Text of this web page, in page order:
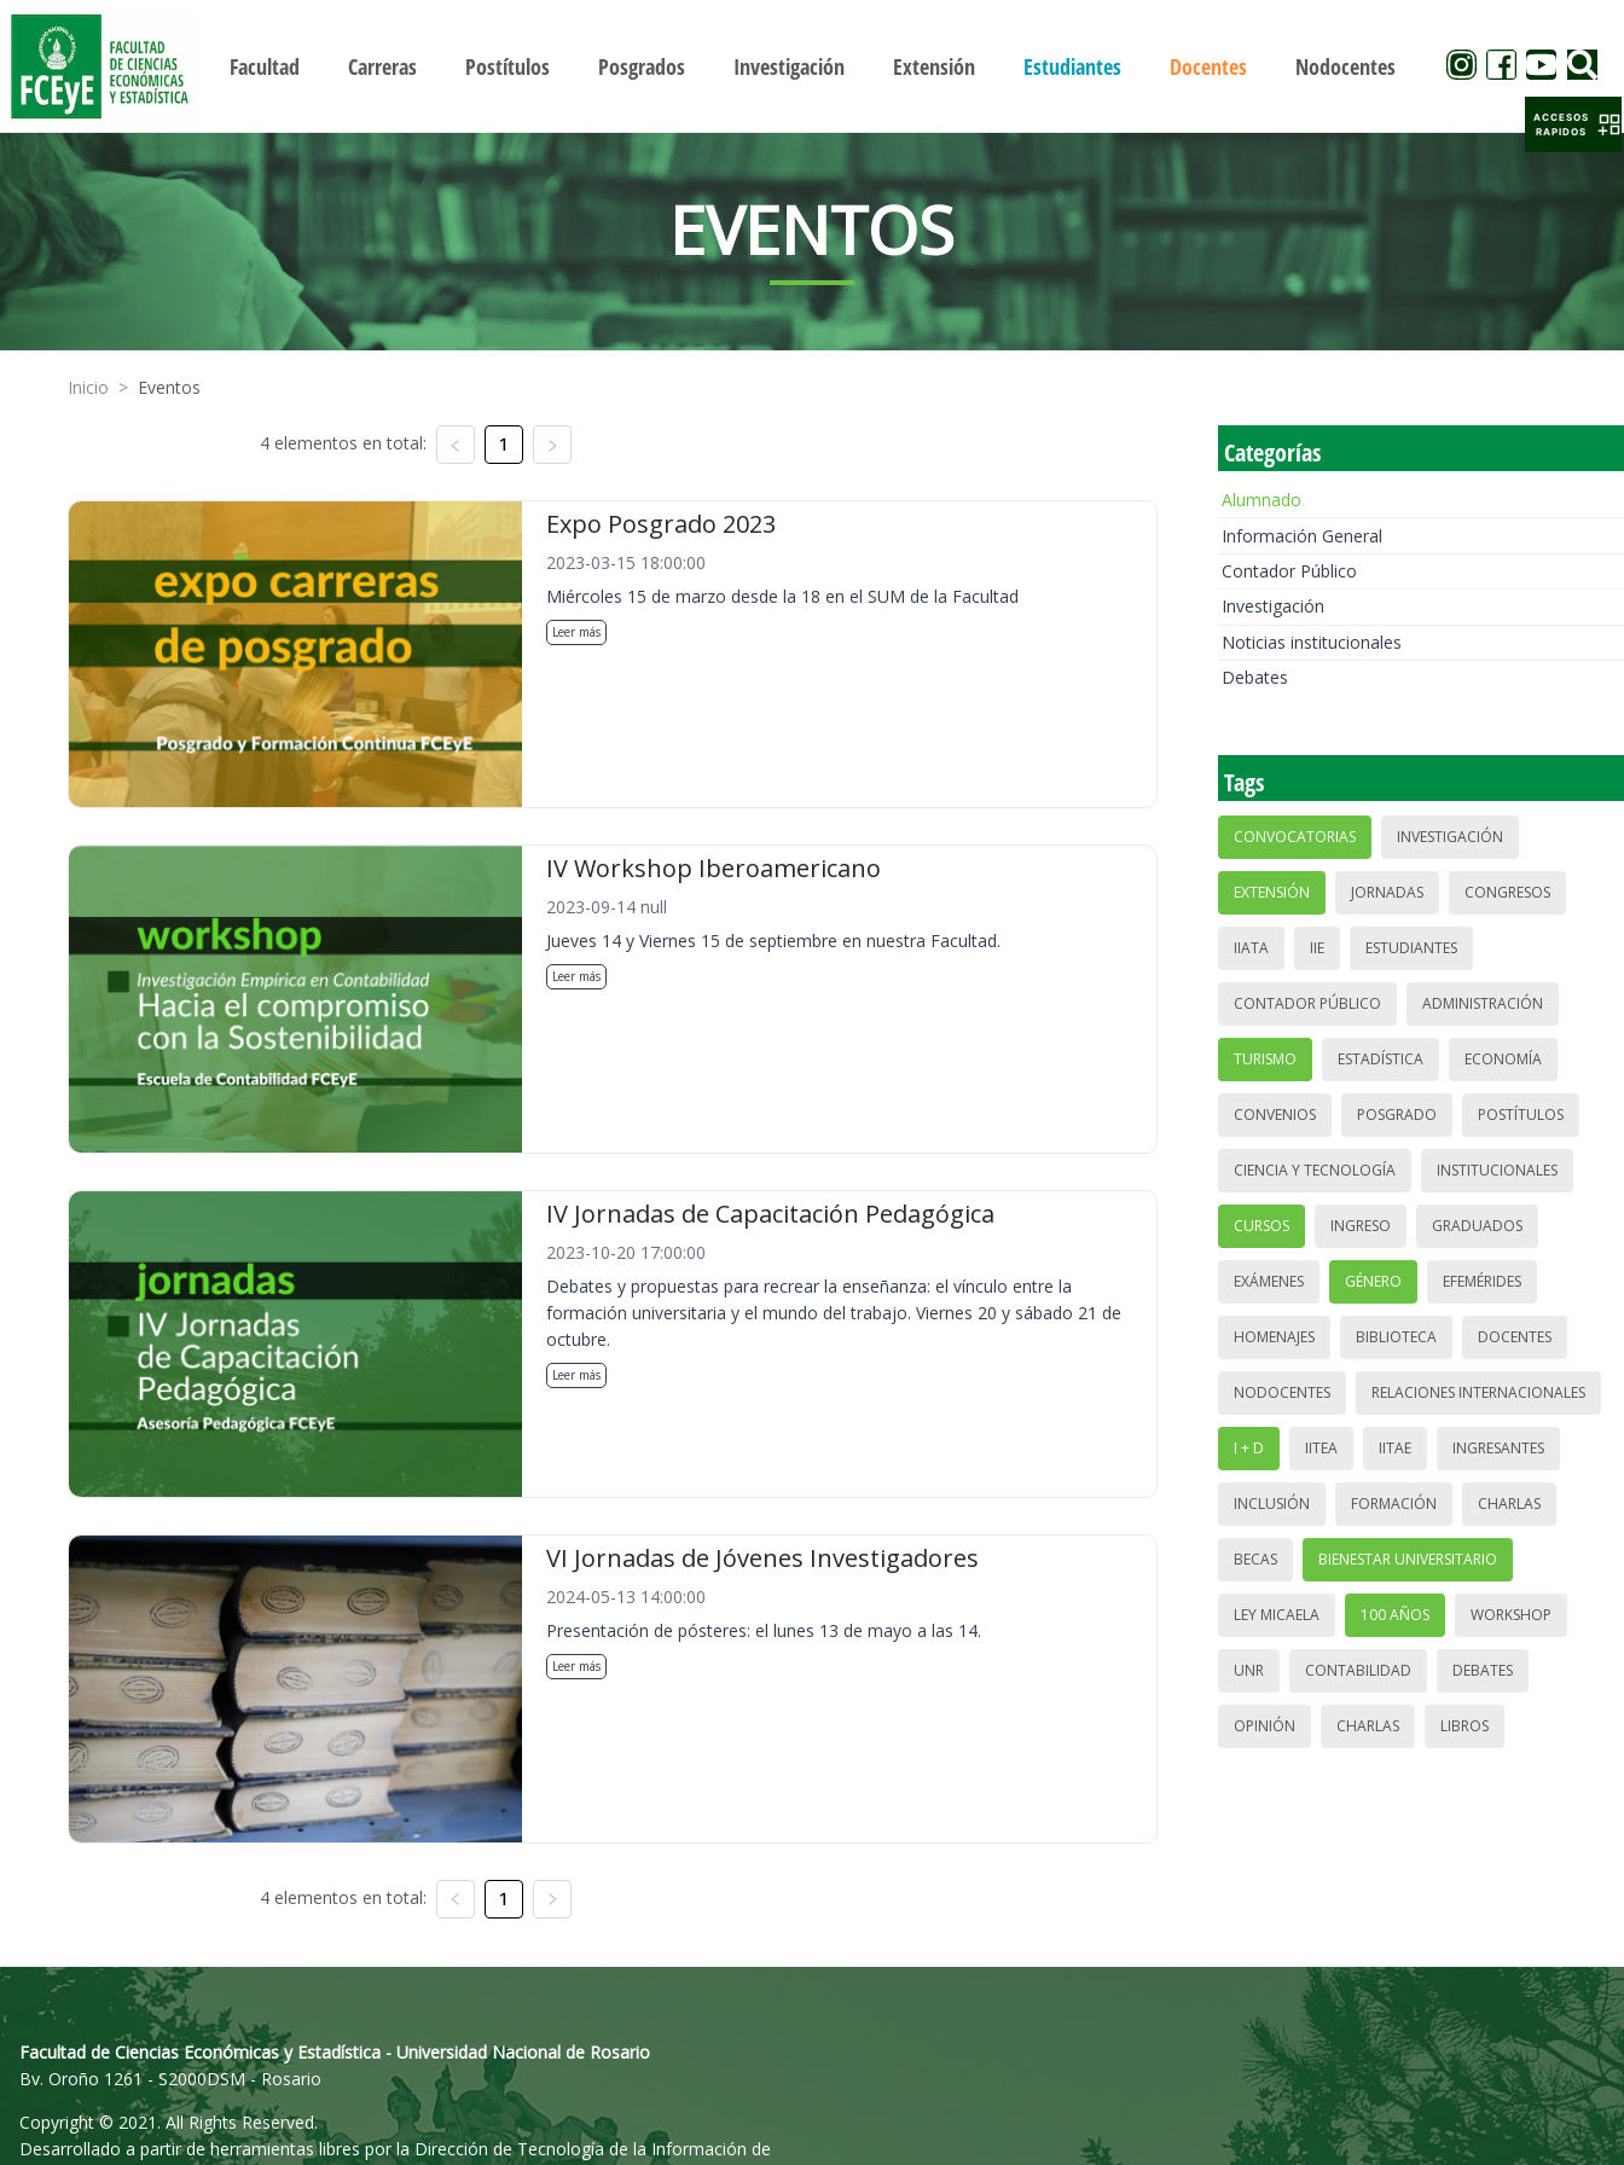
Facultad Carreras Postítulos Posgrados Investigación Extensión Estudiantes Docentes Nodocentes
EVENTOS
Inicio > Eventos
4 elementos en total: 1
Expo Posgrado 2023
2023-03-15 18:00:00
Miércoles 15 de marzo desde la 18 en el SUM de la Facultad
Leer más
IV Workshop Iberoamericano
2023-09-14 null
Jueves 14 y Viernes 15 de septiembre en nuestra Facultad.
Leer más
IV Jornadas de Capacitación Pedagógica
2023-10-20 17:00:00
Debates y propuestas para recrear la enseñanza: el vínculo entre la
formación universitaria y el mundo del trabajo. Viernes 20 y sábado 21 de
octubre.
Leer más
VI Jornadas de Jóvenes Investigadores
2024-05-13 14:00:00
Presentación de pósteres: el lunes 13 de mayo a las 14.
Leer más
4 elementos en total: 1
Categorías
Alumnado
Información General
Contador Público
Investigación
Noticias institucionales
Debates
Tags
CONVOCATORIAS INVESTIGACIÓN
EXTENSIÓN JORNADAS CONGRESOS
IIATA IIE ESTUDIANTES
CONTADOR PÚBLICO ADMINISTRACIÓN
TURISMO ESTADÍSTICA ECONOMÍA
CONVENIOS POSGRADO POSTÍTULOS
CIENCIA Y TECNOLOGÍA INSTITUCIONALES
CURSOS INGRESO GRADUADOS
EXÁMENES GÉNERO EFEMÉRIDES
HOMENAJES BIBLIOTECA DOCENTES
NODOCENTES RELACIONES INTERNACIONALES
I + D IITEA IITAE INGRESANTES
INCLUSIÓN FORMACIÓN CHARLAS
BECAS BIENESTAR UNIVERSITARIO
LEY MICAELA 100 AÑOS WORKSHOP
UNR CONTABILIDAD DEBATES
OPINIÓN CHARLAS LIBROS
Facultad de Ciencias Económicas y Estadística - Universidad Nacional de Rosario
Bv. Oroño 1261 - S2000DSM - Rosario
Copyright © 2021. All Rights Reserved.
Desarrollado a partir de herramientas libres por la Dirección de Tecnología de la Información de
ACCESOS
RAPIDOS